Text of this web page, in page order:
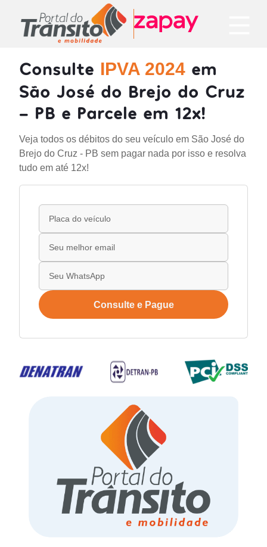
Consulte IPVA 2024 em
São José do Brejo do Cruz
- PB e Parcele em 12x!
Veja todos os débitos do seu veículo em São José do
Brejo do Cruz - PB sem pagar nada por isso e resolva
tudo em até 12x!
Consulte e Pague